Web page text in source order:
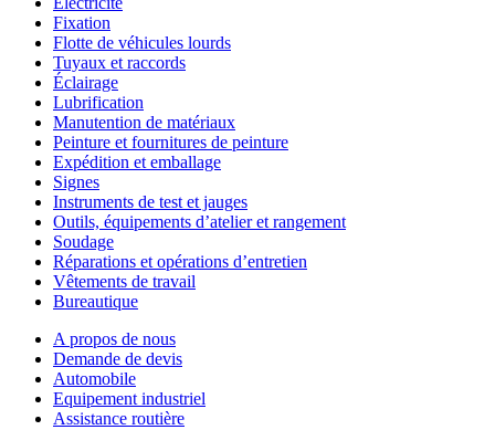
Fixation
Flotte de véhicules lourds
Tuyaux et raccords
Éclairage
Lubrification
Manutention de matériaux
Peinture et fournitures de peinture
Expédition et emballage
Signes
Instruments de test et jauges
Outils, équipements d’atelier et rangement
Soudage
Réparations et opérations d’entretien
Vêtements de travail
Bureautique
A propos de nous
Demande de devis
Automobile
Equipement industriel
Assistance routière